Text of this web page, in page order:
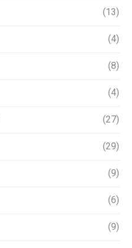
(13)
(4)
(8)
(4)
(27)
(29)
(9)
(6)
(9)